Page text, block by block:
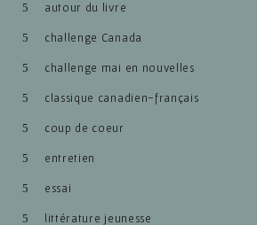
autour du livre
challenge Canada
challenge mai en nouvelles
classique canadien-français
coup de coeur
entretien
essai
littérature jeunesse